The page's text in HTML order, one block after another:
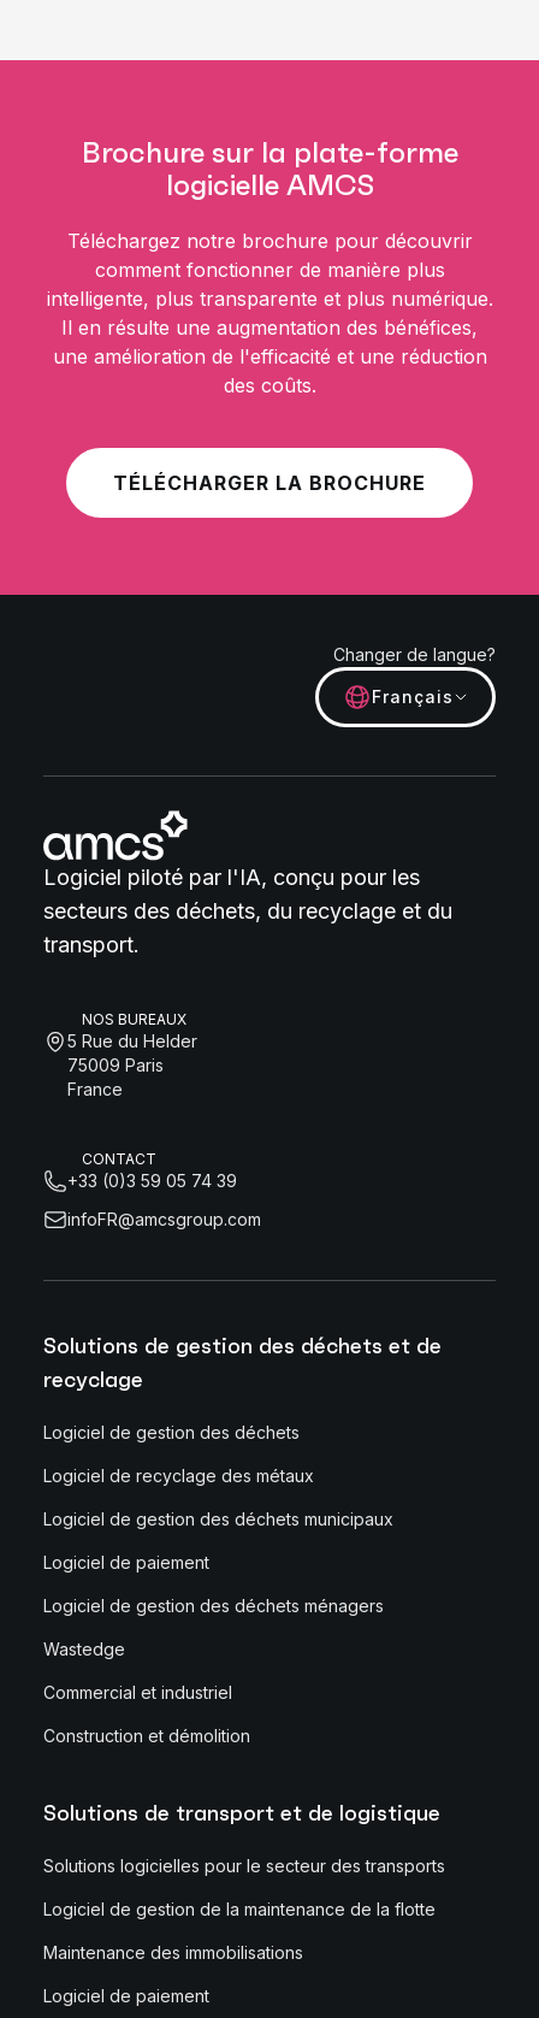
Brochure sur la plate-forme
logicielle AMCS
Téléchargez notre brochure pour découvrir
comment fonctionner de manière plus
intelligente, plus transparente et plus numérique.
Il en résulte une augmentation des bénéfices,
une amélioration de l'efficacité et une réduction
des coûts.
TÉLÉCHARGER LA BROCHURE
Changer de langue?
Français
Logiciel piloté par l'IA, conçu pour les
secteurs des déchets, du recyclage et du
transport.
NOS BUREAUX
5 Rue du Helder
75009 Paris
France
CONTACT
+33 (0)3 59 05 74 39
infoFR@amcsgroup.com
Solutions de gestion des déchets et de
recyclage
Logiciel de gestion des déchets
Logiciel de recyclage des métaux
Logiciel de gestion des déchets municipaux
Logiciel de paiement
Logiciel de gestion des déchets ménagers
Wastedge
Commercial et industriel
Construction et démolition
Solutions de transport et de logistique
Solutions logicielles pour le secteur des transports
Logiciel de gestion de la maintenance de la flotte
Maintenance des immobilisations
Logiciel de paiement